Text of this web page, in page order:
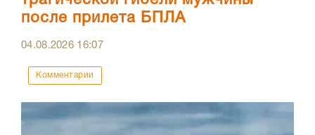
после прилета БПЛА
04.08.2026 16:07
Комментарии